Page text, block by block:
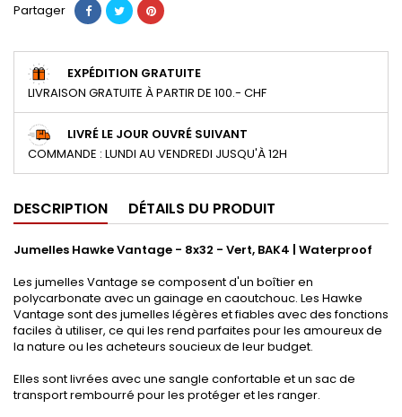
Partager
EXPÉDITION GRATUITE
LIVRAISON GRATUITE À PARTIR DE 100.- CHF
LIVRÉ LE JOUR OUVRÉ SUIVANT
COMMANDE : LUNDI AU VENDREDI JUSQU'À 12H
DESCRIPTION DÉTAILS DU PRODUIT
Jumelles Hawke Vantage - 8x32 - Vert, BAK4 | Waterproof
Les jumelles Vantage se composent d'un boîtier en
polycarbonate avec un gainage en caoutchouc. Les Hawke
Vantage sont des jumelles légères et fiables avec des fonctions
faciles à utiliser, ce qui les rend parfaites pour les amoureux de
la nature ou les acheteurs soucieux de leur budget.
Elles sont livrées avec une sangle confortable et un sac de
transport rembourré pour les protéger et les ranger.